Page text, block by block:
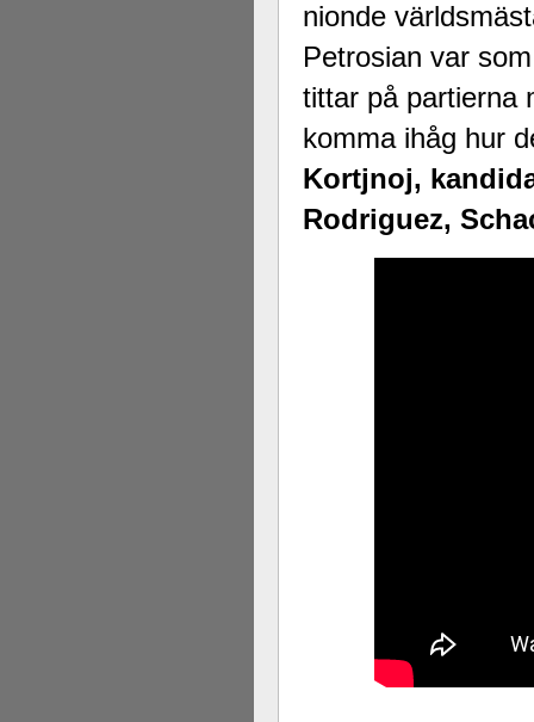
nionde
Petrosian var
tittar på partierna
komma ihåg hur
Kortjnoj,
Rodriguez,